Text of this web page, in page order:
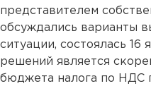
представителем
обсуждались варианты
ситуации, состоялась
решений является
бюджета налога по НДС